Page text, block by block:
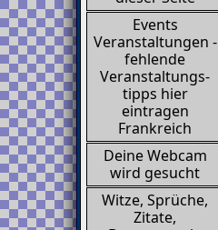
Events
Veranstaltungen -
fehlende
Veranstaltungs-
tipps hier
eintragen
Frankreich
Deine Webcam
wird gesucht
Witze, Sprüche,
Zitate,